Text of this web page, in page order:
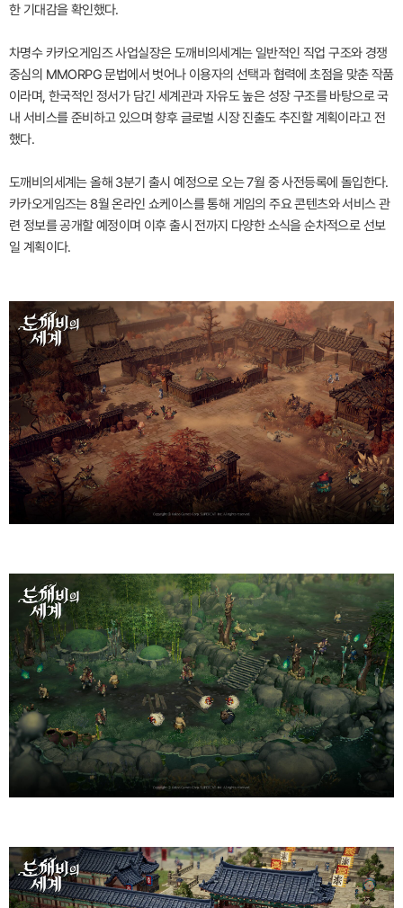
한 기대감을 확인했다.
차명수 카카오게임즈 사업실장은 도깨비의세계는 일반적인 직업 구조와 경쟁
중심의 MMORPG 문법에서 벗어나 이용자의 선택과 협력에 초점을 맞춘 작품
이라며, 한국적인 정서가 담긴 세계관과 자유도 높은 성장 구조를 바탕으로 국
내 서비스를 준비하고 있으며 향후 글로벌 시장 진출도 추진할 계획이라고 전
했다.
도깨비의세계는 올해 3분기 출시 예정으로 오는 7월 중 사전등록에 돌입한다.
카카오게임즈는 8월 온라인 쇼케이스를 통해 게임의 주요 콘텐츠와 서비스 관
련 정보를 공개할 예정이며 이후 출시 전까지 다양한 소식을 순차적으로 선보
일 계획이다.